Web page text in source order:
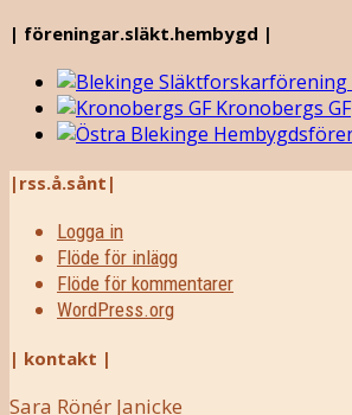
| föreningar.släkt.hembygd |
Kronobergs GF
|rss.å.sånt|
Logga in
Flöde för inlägg
Flöde för kommentarer
WordPress.org
| kontakt |
Sara Rönér Janicke